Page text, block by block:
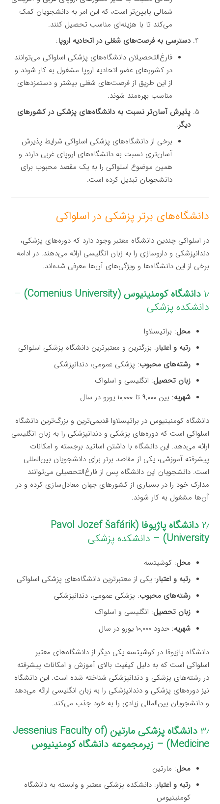
شمالی پایین‌تر است، که این امر به دانشجویان کمک
می‌کند تا با هزینه‌ای مناسب تحصیل کنند.
دسترسی به فرصت‌های شغلی در اتحادیه اروپا:
فارغ‌التحصیلان دانشگاه‌های پزشکی اسلواکی می‌توانند
در کشورهای عضو اتحادیه اروپا مشغول به کار شوند و
از این طریق از فرصت‌های شغلی بیشتر و دستمزدهای
مناسب بهره‌مند شوند.
پذیرش آسان‌تر نسبت به دانشگاه‌های پزشکی در کشورهای
دیگر:
برخی از دانشگاه‌های پزشکی اسلواکی شرایط پذیرش
آسان‌تری نسبت به دانشگاه‌های اروپای غربی دارند و
همین موضوع اسلواکی را به یک مقصد محبوب برای
دانشجویان تبدیل کرده است.
دانشگاه‌های برتر پزشکی در اسلواکی
در اسلواکی چندین دانشگاه معتبر وجود دارد که دوره‌های پزشکی،
دندانپزشکی و داروسازی را به زبان انگلیسی ارائه می‌دهند. در ادامه
برخی از این دانشگاه‌ها و ویژگی‌های آن‌ها معرفی شده‌اند.
۱٫ دانشگاه کومنینیوس (Comenius University)
–
دانشکده پزشکی
محل: براتیسلاوا
رتبه و اعتبار: بزرگترین و معتبرترین دانشگاه پزشکی اسلواکی
رشته‌های محبوب: پزشکی عمومی، دندانپزشکی
زبان تحصیل: انگلیسی و اسلواک
شهریه: بین ۹,۰۰۰ تا ۱۰,۰۰۰ یورو در سال
دانشگاه کومنینیوس در براتیسلاوا قدیمی‌ترین و بزرگ‌ترین دانشگاه
اسلواکی است که دوره‌های پزشکی و دندانپزشکی را به زبان انگلیسی
ارائه می‌دهد. این دانشگاه با داشتن اساتید برجسته و امکانات
پیشرفته آموزشی، یکی از مقاصد برتر برای دانشجویان بین‌المللی
است. دانشجویان این دانشگاه پس از فارغ‌التحصیلی می‌توانند
مدارک خود را در بسیاری از کشورهای جهان معادل‌سازی کرده و در
آن‌ها مشغول به کار شوند.
۲٫
دانشگاه پاژیوفا (Pavol Jozef Šafárik
University) – دانشکده پزشکی
محل: کوشیتسه
رتبه و اعتبار: یکی از معتبرترین دانشگاه‌های پزشکی اسلواکی
رشته‌های محبوب: پزشکی عمومی، دندانپزشکی
زبان تحصیل: انگلیسی و اسلواک
شهریه: حدود ۱۰,۰۰۰ یورو در سال
دانشگاه پاژیوفا در کوشیتسه یکی دیگر از دانشگاه‌های معتبر
اسلواکی است که به دلیل کیفیت بالای آموزش و امکانات پیشرفته
در رشته‌های پزشکی و دندانپزشکی شناخته شده است. این دانشگاه
نیز دوره‌های پزشکی و دندانپزشکی را به زبان انگلیسی ارائه می‌دهد
و دانشجویان بین‌المللی زیادی را به خود جذب می‌کند.
۳٫
دانشگاه پزشکی مارتین (Jessenius Faculty of
Medicine) – زیرمجموعه دانشگاه کومنینیوس
محل: مارتین
رتبه و اعتبار: دانشکده پزشکی معتبر و وابسته به دانشگاه
کومنینیوس